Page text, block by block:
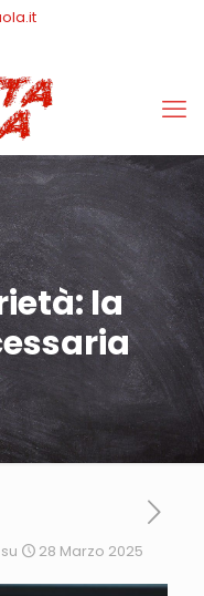
la
su 28 Marzo 2025